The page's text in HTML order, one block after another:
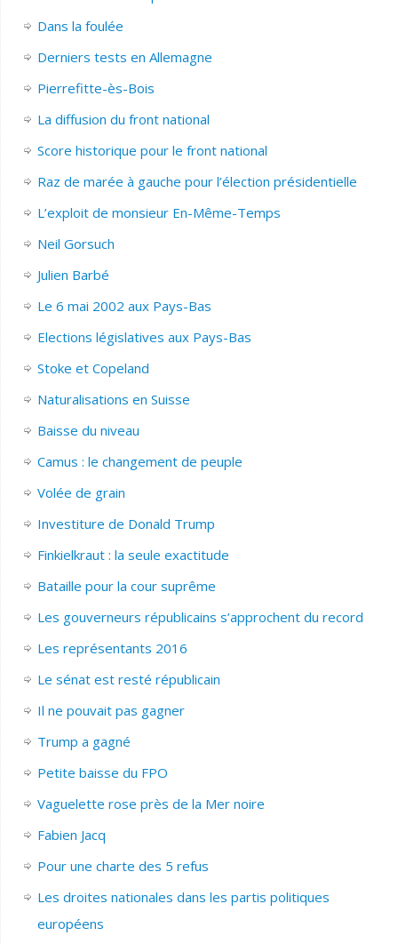
Dans la foulée
Derniers tests en Allemagne
Pierrefitte-ès-Bois
La diffusion du front national
Score historique pour le front national
Raz de marée à gauche pour l’élection présidentielle
L’exploit de monsieur En-Même-Temps
Neil Gorsuch
Julien Barbé
Le 6 mai 2002 aux Pays-Bas
Elections législatives aux Pays-Bas
Stoke et Copeland
Naturalisations en Suisse
Baisse du niveau
Camus : le changement de peuple
Volée de grain
Investiture de Donald Trump
Finkielkraut : la seule exactitude
Bataille pour la cour suprême
Les gouverneurs républicains s’approchent du record
Les représentants 2016
Le sénat est resté républicain
Il ne pouvait pas gagner
Trump a gagné
Petite baisse du FPO
Vaguelette rose près de la Mer noire
Fabien Jacq
Pour une charte des 5 refus
Les droites nationales dans les partis politiques
européens